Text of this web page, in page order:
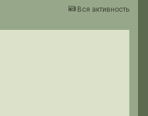
Вся активность